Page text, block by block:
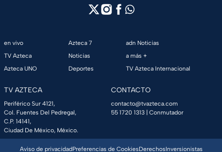
en vivo
TV Azteca
Azteca UNO
Azteca 7
Noticias
Deportes
adn Noticias
a más +
TV Azteca Internacional
TV AZTECA
Periférico Sur 4121,
Col. Fuentes Del Pedregal,
C.P. 14141,
Ciudad De México, México.
CONTACTO
contacto@tvazteca.com
55 1720 1313 | Conmutador
Aviso de privacidadPreferencias de CookiesDerechosInversionistas